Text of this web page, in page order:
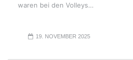
waren bei den Volleys…
19. NOVEMBER 2025